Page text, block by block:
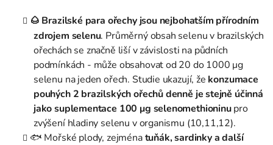
🌰 Brazilské para ořechy jsou nejbohatším přírodním
zdrojem selenu. Průměrný obsah selenu v brazilských
ořechách se značně liší v závislosti na půdních
podmínkách - může obsahovat od 20 do 1000 μg
selenu na jeden ořech. Studie ukazují, že konzumace
pouhých 2 brazilských ořechů denně je stejně účinná
jako suplementace 100 μg selenomethioninupro
zvýšení hladiny selenu v organismu (10,11,12).
🐟 Mořské plody, zejménatuňák, sardinky a další